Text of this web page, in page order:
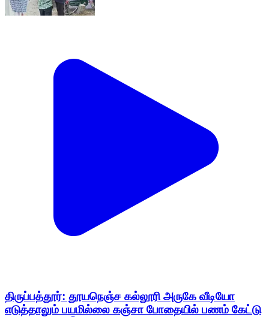
திருப்பத்தூர்: தூயநெஞ்ச கல்லூரி அருகே வீடியோ
எடுத்தாலும் பயமில்லை கஞ்சா போதையில் பணம் கேட்டு